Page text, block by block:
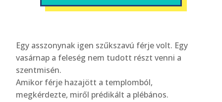
Egy asszonynak igen szűkszavú férje volt. Egy
vasárnap a feleség nem tudott részt venni a
szentmisén.
Amikor férje hazajött a templomból,
megkérdezte, miről prédikált a plébános.